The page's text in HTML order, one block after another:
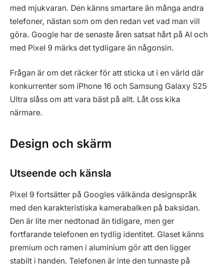
med mjukvaran. Den känns smartare än många andra
telefoner, nästan som om den redan vet vad man vill
göra. Google har de senaste åren satsat hårt på AI och
med Pixel 9 märks det tydligare än någonsin.
Frågan är om det räcker för att sticka ut i en värld där
konkurrenter som iPhone 16 och Samsung Galaxy S25
Ultra slåss om att vara bäst på allt. Låt oss kika
närmare.
Design och skärm
Utseende och känsla
Pixel 9 fortsätter på Googles välkända designspråk
med den karakteristiska kamerabalken på baksidan.
Den är lite mer nedtonad än tidigare, men ger
fortfarande telefonen en tydlig identitet. Glaset känns
premium och ramen i aluminium gör att den ligger
stabilt i handen. Telefonen är inte den tunnaste på